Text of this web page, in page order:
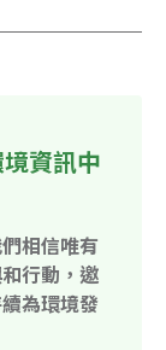
資訊中
相信唯有
行動，邀
為環境發